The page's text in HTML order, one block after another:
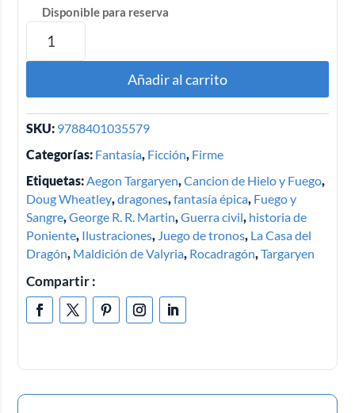
Disponible para reserva
Añadir al carrito
SKU: 9788401035579
Categorías: Fantasía, Ficción, Firme
Etiquetas: Aegon Targaryen,Cancion de Hielo y Fuego,
Doug Wheatley,dragones,fantasía épica, Fuego y
Sangre,George R. R. Martin,Guerra civil, historia de
Poniente, Ilustraciones, Juego de tronos, La Casa del
Dragón, Maldición de Valyria, Rocadragón,Targaryen
Compartir :